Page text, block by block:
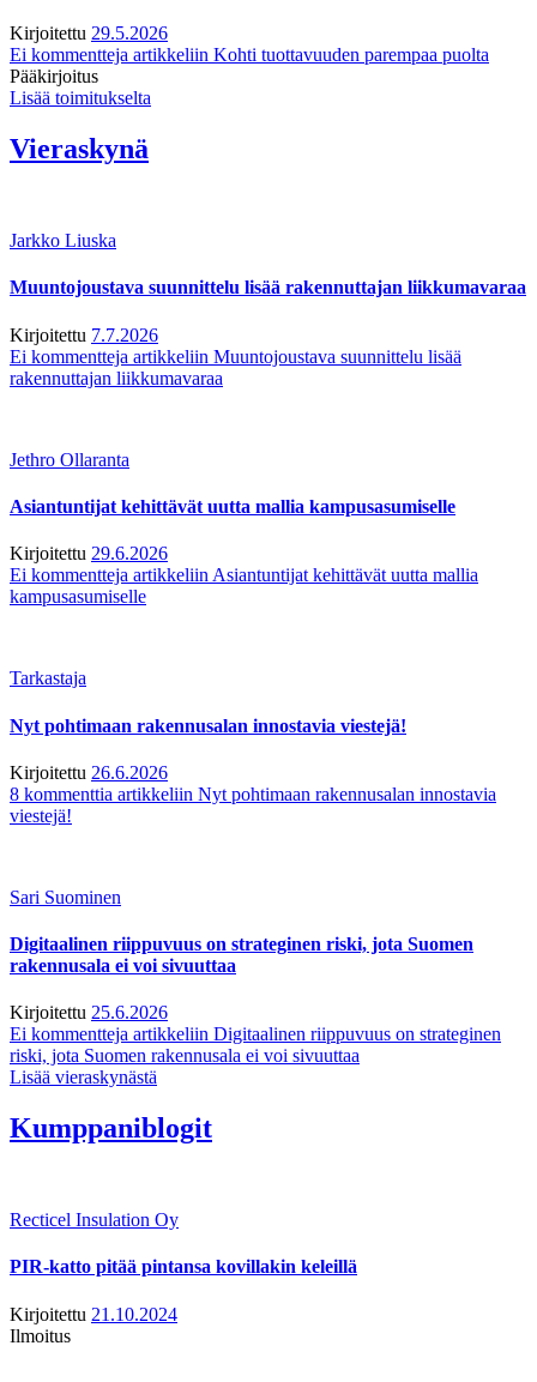
Kirjoitettu 29.5.2026
Ei kommentteja artikkeliin Kohti tuottavuuden parempaa puolta
Pääkirjoitus
Lisää toimitukselta
Vieraskynä
Jarkko Liuska
Muuntojoustava suunnittelu lisää rakennuttajan liikkumavaraa
Kirjoitettu 7.7.2026
Ei kommentteja artikkeliin Muuntojoustava suunnittelu lisää
rakennuttajan liikkumavaraa
Jethro Ollaranta
Asiantuntijat kehittävät uutta mallia kampusasumiselle
Kirjoitettu 29.6.2026
Ei kommentteja artikkeliin Asiantuntijat kehittävät uutta mallia
kampusasumiselle
Tarkastaja
Nyt pohtimaan rakennusalan innostavia viestejä!
Kirjoitettu 26.6.2026
8 kommenttia artikkeliin Nyt pohtimaan rakennusalan innostavia
viestejä!
Sari Suominen
Digitaalinen riippuvuus on strateginen riski, jota Suomen
rakennusala ei voi sivuuttaa
Kirjoitettu 25.6.2026
Ei kommentteja artikkeliin Digitaalinen riippuvuus on strateginen
riski, jota Suomen rakennusala ei voi sivuuttaa
Lisää vieraskynästä
Kumppaniblogit
Recticel Insulation Oy
PIR-katto pitää pintansa kovillakin keleillä
Kirjoitettu 21.10.2024
Ilmoitus